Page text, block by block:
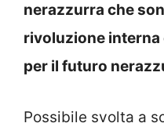
nerazzurra che
rivoluzione
per il futuro
Possibile svolta a